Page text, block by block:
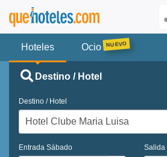
Hoteles Ocio
Destino / Hotel
Destino / Hotel
Entrada Sábado Salida